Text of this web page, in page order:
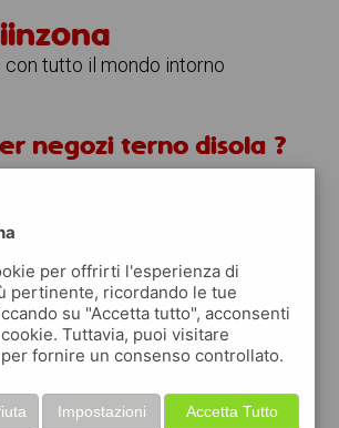
con tutto il mondo intorno
negozi terno disola ?
quiinzona è una app
gratuita per trovare
negozi
ed approfittare dicoupon e buoni sconti
quiinzonati premiaogni volta che la usi
raccogli punti da convertire inbuoni sconto
per offrirti l'esperienza di
pertinente, ricordando le tue
su "Accetta tutto", acconsenti
Tuttavia, puoi visitare
fornire un consenso controllato.
Accetta Tutto
Impostazioni